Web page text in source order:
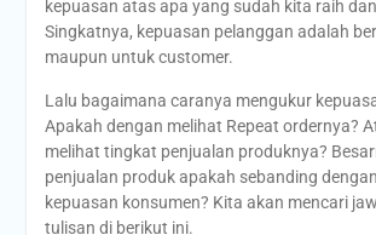
kepuasan atas apa yang sudah kita raih
Singkatnya, kepuasan pelanggan adalah
maupun untuk customer.
Lalu bagaimana caranya mengukur
Apakah dengan melihat Repeat ordernya?
melihat tingkat penjualan produknya?
penjualan produk apakah sebanding
kepuasan konsumen? Kita akan mencari
tulisan di berikut ini.